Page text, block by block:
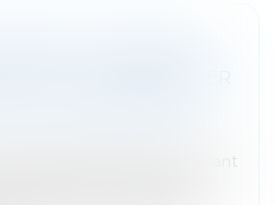
AUTORISANT
À INDEMNISER
- FISCALONLINE
publier le décret autorisant
les personnes